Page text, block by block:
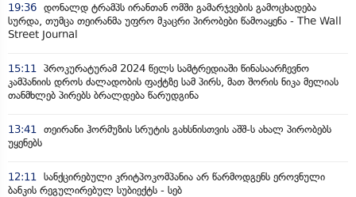
19:36 დონალდ ტრამპს ირანთან ომში გამარჯვების გამოცხადება
სურდა, თუმცა თეირანმა უფრო მკაცრი პირობები წამოაყენა - The Wall
Street Journal
15:11
პროკურატურამ 2024 წელს სამტრედიაში წინასაარჩევნო
კამპანიის დროს ძალადობის ფაქტზე სამ პირს, მათ შორის ნიკა მელიას
თანმხლებ პირებს ბრალდება წარუდგინა
13:41
თეირანი ჰორმუზის სრუტის გახსნისთვის აშშ-ს ახალ პირობებს
უყენებს
12:11
სანქცირებული კრიტპოკომპანია არ წარმოდგენს ეროვნული
ბანკის რეგულირებულ სუბიექტს - სებ